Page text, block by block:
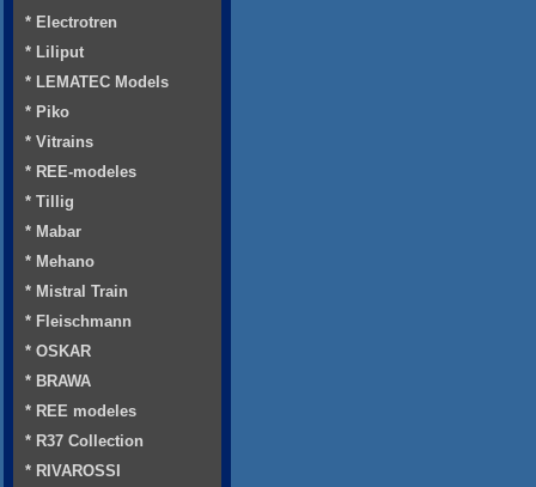
* Electrotren
* Liliput
* LEMATEC Models
* Piko
* Vitrains
* REE-modeles
* Tillig
* Mabar
* Mehano
* Mistral Train
* Fleischmann
* OSKAR
* BRAWA
* REE modeles
* R37 Collection
* RIVAROSSI